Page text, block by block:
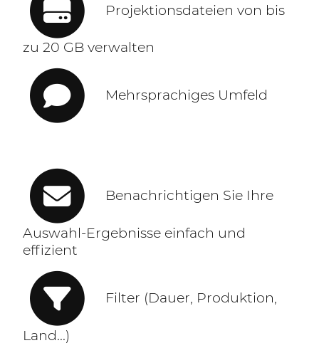
Projektionsdateien von bis
zu 20 GB verwalten
Mehrsprachiges Umfeld
Benachrichtigen Sie Ihre
Auswahl-Ergebnisse einfach und
effizient
Filter (Dauer, Produktion,
Land...)